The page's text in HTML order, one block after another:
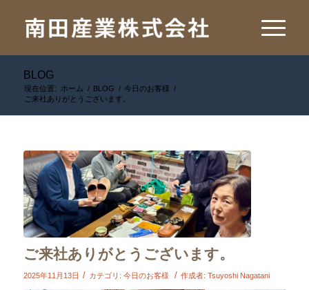
BLOG
現在位置: ホーム / BLOG / 今日のお客様 /
ご来社ありがとうございます。
ご来社ありがとうございます。
2025年11月13日 / カテゴリ: 今日のお客様 / 作成者: Tsuyoshi Nagatani